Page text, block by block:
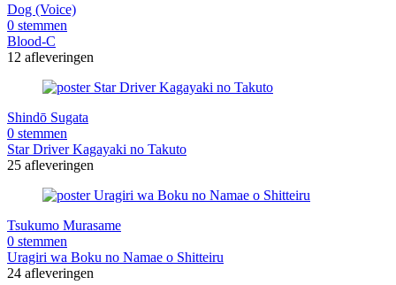
Dog (Voice)
0 stemmen
Blood-C
12 afleveringen
Shindō Sugata
0 stemmen
Star Driver Kagayaki no Takuto
25 afleveringen
Tsukumo Murasame
0 stemmen
Uragiri wa Boku no Namae o Shitteiru
24 afleveringen